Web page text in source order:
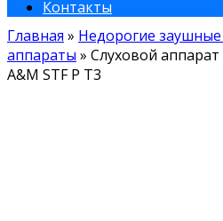
Контакты
Главная » Недорогие заушные
аппараты » Слуховой
A&M STF P T3